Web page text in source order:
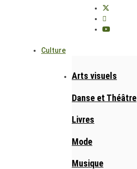
Culture
Arts visuels
Danse et Théâtre
Livres
Mode
Musique